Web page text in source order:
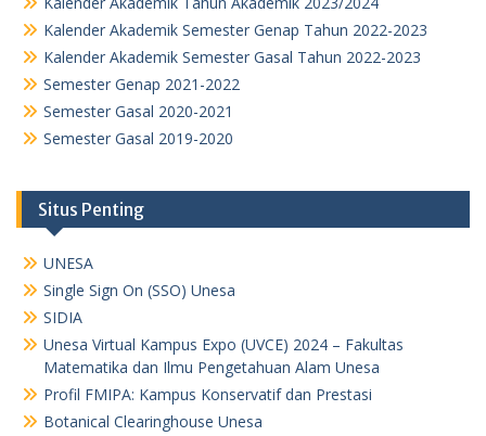
Kalender Akademik Semester Genap Tahun 2022-2023
Kalender Akademik Semester Gasal Tahun 2022-2023
Semester Genap 2021-2022
Semester Gasal 2020-2021
Semester Gasal 2019-2020
Situs Penting
UNESA
Single Sign On (SSO) Unesa
SIDIA
Unesa Virtual Kampus Expo (UVCE) 2024 – Fakultas
Matematika dan Ilmu Pengetahuan Alam Unesa
Profil FMIPA: Kampus Konservatif dan Prestasi
Botanical Clearinghouse Unesa